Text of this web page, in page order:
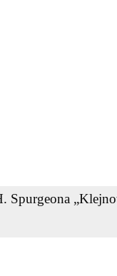
Spurgeona